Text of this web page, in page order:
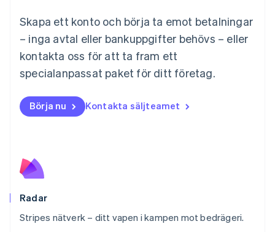
Skapa ett konto och börja ta emot betalningar
– inga avtal eller bankuppgifter behövs – eller
kontakta oss för att ta fram ett
specialanpassat paket för ditt företag.
Börja nu Kontakta säljteamet
Radar
Stripes nätverk – ditt vapen i kampen mot bedrägeri.
Español English
Nederländerna
Nederlands English
Norge
English
Nya Zeeland
Polen
English
English
Schweiz
Singapore
English简体中文